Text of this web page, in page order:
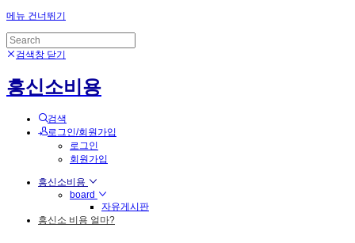
메뉴 건너뛰기
검색창 닫기
흥신소비용
검색
로그인/회원가입
로그인
회원가입
흥신소비용
board
자유게시판
흥신소 비용 얼마?